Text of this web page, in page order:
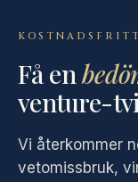
KOSTNADSFRITT
Få en
venture-
Vi återkommer
vetomissbruk,